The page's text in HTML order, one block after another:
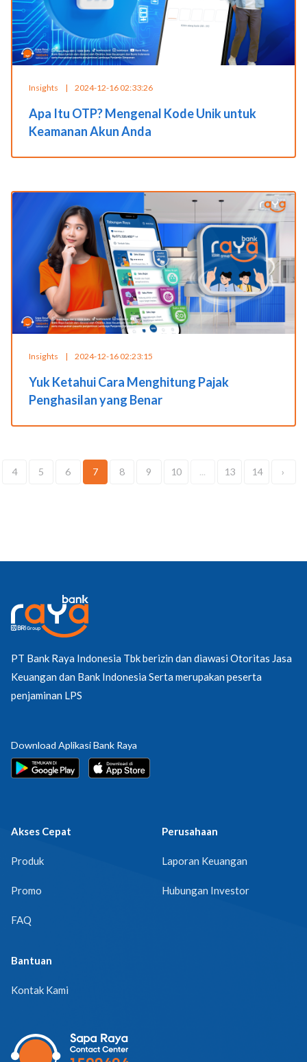
Insights | 2024-12-16 02:33:26
Apa Itu OTP? Mengenal Kode Unik untuk
Keamanan Akun Anda
Insights | 2024-12-16 02:23:15
Yuk Ketahui Cara Menghitung Pajak
Penghasilan yang Benar
4 5 6 7 8 9 10 ... 13 14 ›
PT Bank Raya Indonesia Tbk berizin dan diawasi Otoritas Jasa
Keuangan dan Bank Indonesia Serta merupakan peserta
penjaminan LPS
Download Aplikasi Bank Raya
Akses Cepat
Produk
Promo
FAQ
Perusahaan
Laporan Keuangan
Hubungan Investor
Bantuan
Kontak Kami